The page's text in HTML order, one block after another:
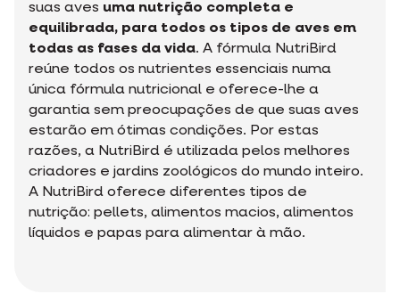
suas aves uma nutrição completa e
equilibrada, para todos os tipos de aves em
todas as fases da vida. A fórmula NutriBird
reúne todos os nutrientes essenciais numa
única fórmula nutricional e oferece-lhe a
garantia sem preocupações de que suas aves
estarão em ótimas condições. Por estas
razões, a NutriBird é utilizada pelos melhores
criadores e jardins zoológicos do mundo inteiro.
A NutriBird oferece diferentes tipos de
nutrição: pellets, alimentos macios, alimentos
líquidos e papas para alimentar à mão.